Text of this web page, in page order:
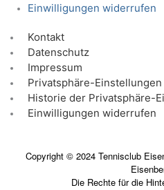
Einwilligungen widerrufen
Kontakt
Datenschutz
Impressum
Privatsphäre-Einstellungen
Historie der Privatsphäre-
Einwilligungen widerrufen
Copyright © 2024 Tennisclub
Die Rechte für die